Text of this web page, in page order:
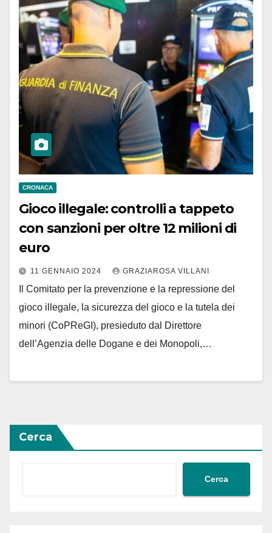
CRONACA
Gioco illegale: controlli a tappeto
con sanzioni per oltre 12 milioni di
euro
11 GENNAIO 2024 GRAZIAROSA VILLANI
Il Comitato per la prevenzione e la repressione del
gioco illegale, la sicurezza del gioco e la tutela dei
minori (CoPReGI), presieduto dal Direttore
dell’Agenzia delle Dogane e dei Monopoli,…
Cerca
Cerca